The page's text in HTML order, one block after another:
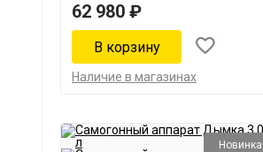
62 980 ₽
Наличие в магазинах
Новинка